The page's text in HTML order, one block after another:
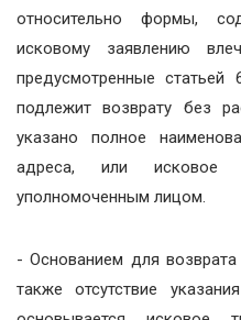
относительно формы,
исковому заявлению
предусмотренные
подлежит возврату без
указано полное
адреса, или исковое
уполномоченным лицом.
- Основанием для возврата
также отсутствие